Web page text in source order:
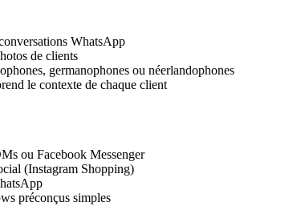
WhatsApp
de clients
germanophones ou néerlandophones
le contexte de chaque client
ou Facebook Messenger
(Instagram Shopping)
préconçus simples